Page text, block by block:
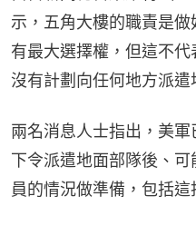
示，五角大樓的職責是
有最大選擇權，但這不
沒有計劃向任何地方派遣
兩名消息人士指出，美
下令派遣地面部隊後、
員的情況做準備，包括這